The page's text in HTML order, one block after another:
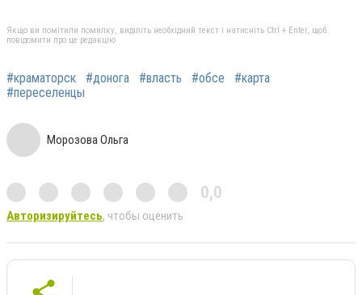
Якщо ви помітили помилку, виділіть необхідний текст і натисніть Ctrl + Enter, щоб
повідомити про це редакцію
#краматорск #донога #власть #обсе
#карта
#переселенцы
Морозова Ольга
0,0
Авторизируйтесь, чтобы оценить